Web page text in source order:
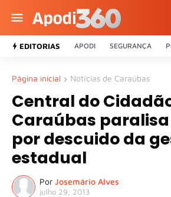
EDITORIAS APODI SEGURANÇA
Página inicial Notícias de Caraúbas
Central do
Caraúbas
por descuido da
estadual
Por Josemário Alves
julho 29, 2013